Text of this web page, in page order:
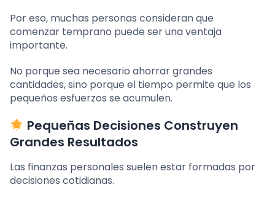
Por eso, muchas personas consideran que
comenzar temprano puede ser una ventaja
importante.
No porque sea necesario ahorrar grandes
cantidades, sino porque el tiempo permite que los
pequeños esfuerzos se acumulen.
Pequeñas Decisiones Construyen
Grandes Resultados
Las finanzas personales suelen estar formadas por
decisiones cotidianas.